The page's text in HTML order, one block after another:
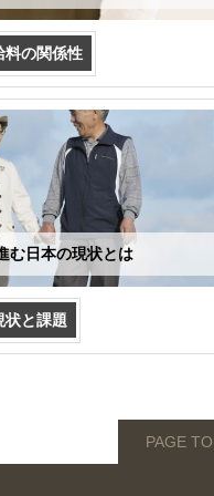
料の関係性
む日本の現状とは
状と課題
PAGE